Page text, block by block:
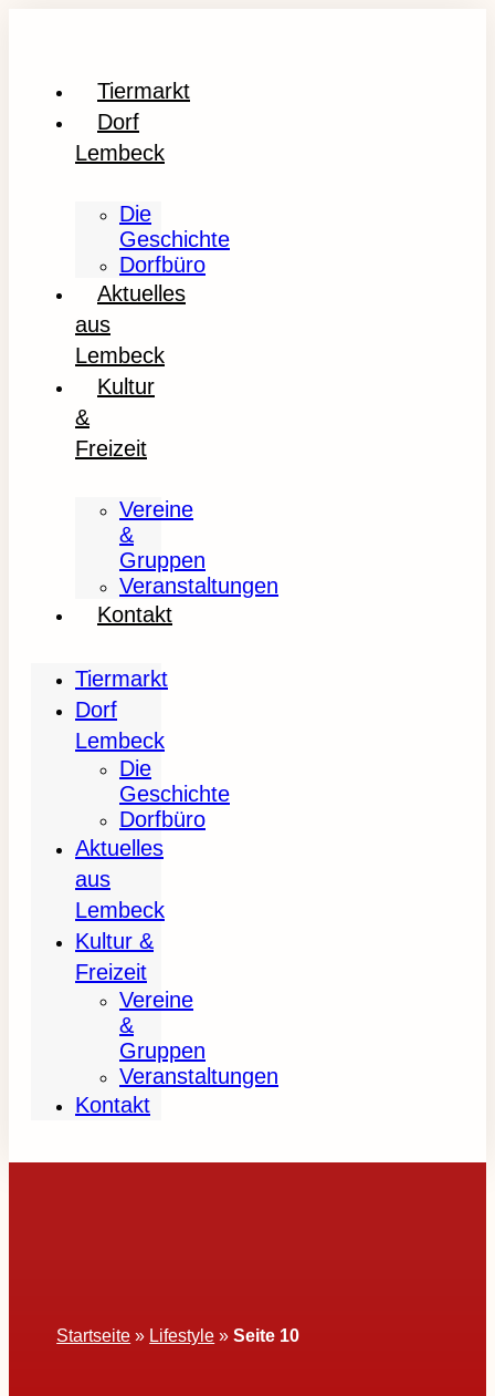
Tiermarkt
Dorf
Lembeck
Die
Geschichte
Dorfbüro
Aktuelles
aus
Lembeck
Kultur
&
Freizeit
Vereine
&
Gruppen
Veranstaltungen
Kontakt
Tiermarkt
Dorf
Lembeck
Die
Geschichte
Dorfbüro
Aktuelles
aus
Lembeck
Kultur &
Freizeit
Vereine
&
Gruppen
Veranstaltungen
Kontakt
Startseite » Lifestyle »Seite 10